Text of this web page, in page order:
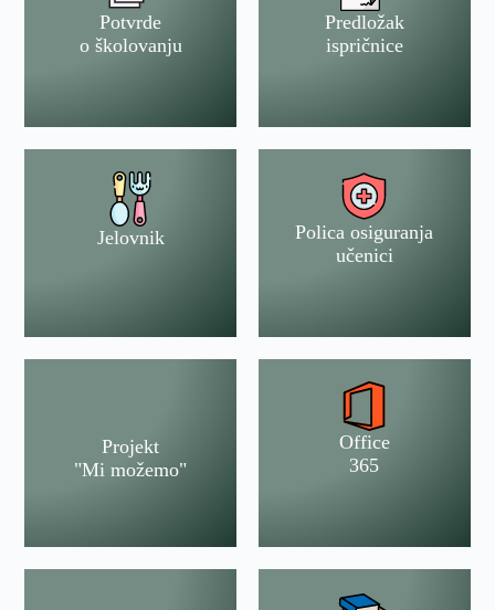
Potvrde
o školovanju
Predložak
ispričnice
Jelovnik
Polica osiguranja
učenici
Projekt
"Mi možemo"
Office
365